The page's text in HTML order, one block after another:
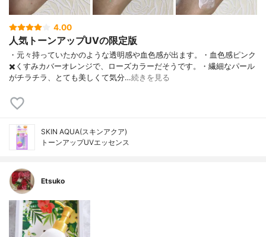
4.00
人気トーンアップUVの限定版
・元々持っていたかのような透明感や血色感が出ます。・血色感ピンク
✖️くすみカバーオレンジで、ローズカラーだそうです。・繊細なパール
がチラチラ、とても美しくて気分…続きを見る
SKIN AQUA(スキンアクア)
トーンアップUVエッセンス
Etsuko